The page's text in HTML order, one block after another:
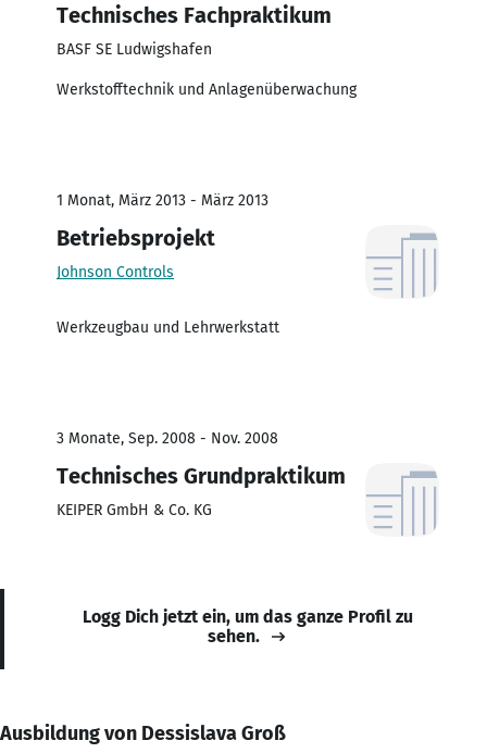
Technisches Fachpraktikum
BASF SE Ludwigshafen
Werkstofftechnik und Anlagenüberwachung
1 Monat, März 2013 - März 2013
Betriebsprojekt
Johnson Controls
Werkzeugbau und Lehrwerkstatt
3 Monate, Sep. 2008 - Nov. 2008
Technisches Grundpraktikum
KEIPER GmbH & Co. KG
Logg Dich jetzt ein, um das ganze Profil zu
sehen.
Ausbildung von Dessislava Groß